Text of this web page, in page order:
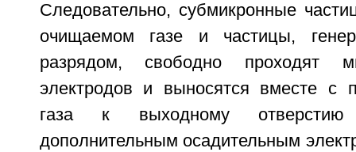
Следовательно, субмикронные
очищаемом газе и частицы,
разрядом, свободно проходят
электродов и выносятся вместе с
газа к выходному
дополнительным осадительным